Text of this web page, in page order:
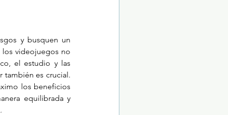
y busquen un
los videojuegos no
el estudio y las
también es crucial.
los beneficios
equilibrada y